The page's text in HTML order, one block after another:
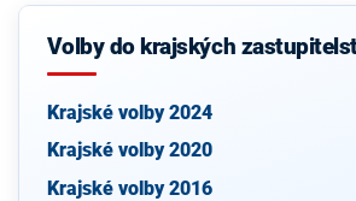
Volby do krajských
Krajské volby 2024
Krajské volby 2020
Krajské volby 2016